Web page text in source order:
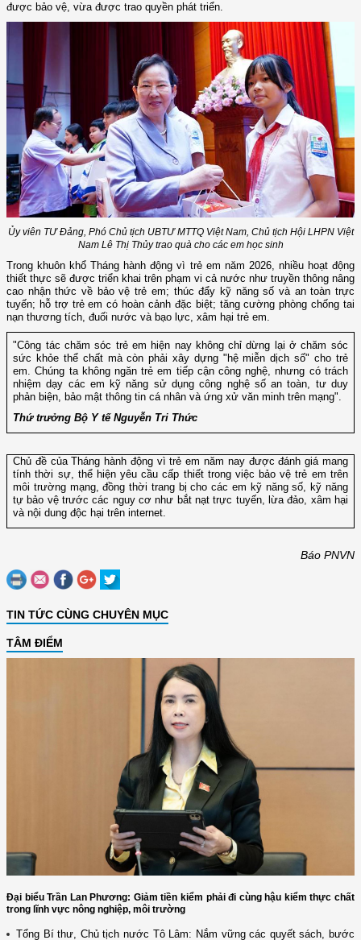
được bảo vệ, vừa được trao quyền phát triển.
Ủy viên TƯ Đảng, Phó Chủ tịch UBTƯ MTTQ Việt Nam, Chủ tịch Hội LHPN Việt
Nam Lê Thị Thủy trao quà cho các em học sinh
Trong khuôn khổ Tháng hành động vì trẻ em năm 2026, nhiều hoạt động
thiết thực sẽ được triển khai trên phạm vi cả nước như truyền thông nâng
cao nhận thức về bảo vệ trẻ em; thúc đẩy kỹ năng số và an toàn trực
tuyến; hỗ trợ trẻ em có hoàn cảnh đặc biệt; tăng cường phòng chống tai
nạn thương tích, đuối nước và bạo lực, xâm hại trẻ em.
"Công tác chăm sóc trẻ em hiện nay không chỉ dừng lại ở chăm sóc
sức khỏe thể chất mà còn phải xây dựng "hệ miễn dịch số" cho trẻ
em. Chúng ta không ngăn trẻ em tiếp cận công nghệ, nhưng có trách
nhiệm dạy các em kỹ năng sử dụng công nghệ số an toàn, tư duy
phản biện, bảo mật thông tin cá nhân và ứng xử văn minh trên mạng".
Thứ trưởng Bộ Y tế Nguyễn Tri Thức
Chủ đề của Tháng hành động vì trẻ em năm nay được đánh giá mang
tính thời sự, thể hiện yêu cầu cấp thiết trong việc bảo vệ trẻ em trên
môi trường mạng, đồng thời trang bị cho các em kỹ năng số, kỹ năng
tự bảo vệ trước các nguy cơ như bắt nạt trực tuyến, lừa đảo, xâm hại
và nội dung độc hại trên internet.
Báo PNVN
TIN TỨC CÙNG CHUYÊN MỤC
TÂM ĐIỂM
Đại biểu Trần Lan Phương: Giảm tiền kiểm phải đi cùng hậu kiểm thực chất
trong lĩnh vực nông nghiệp, môi trường
Tổng Bí thư, Chủ tịch nước Tô Lâm: Nắm vững các quyết sách, bước